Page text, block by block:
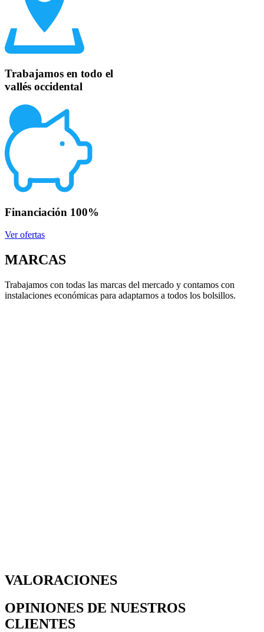
Trabajamos en todo el
vallés occidental
Financiación 100%
Ver ofertas
MARCAS
Trabajamos con todas las marcas del mercado y contamos con
instalaciones económicas para adaptarnos a todos los bolsillos.
VALORACIONES
OPINIONES DE NUESTROS
CLIENTES